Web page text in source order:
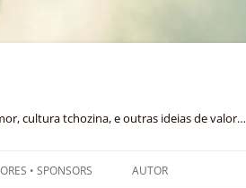
cultura tchozina, e outras ideias de valor…
• SPONSORS AUTOR